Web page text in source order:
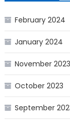
February 2024
January 2024
November 2023
October 2023
September